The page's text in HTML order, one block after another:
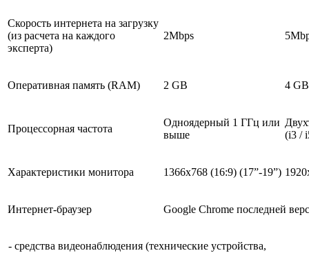
Скорость интернета на загрузку
(из расчета на каждого
эксперта)
2Mbps
Оперативная память (RAM) 2 GB 4 GB
Процессорная частота
Одноядерный 1 ГГц или
выше
(i3 /
Характеристики монитора 1366х768 (16:9) (17”-19”)
Интернет-браузер Google Chrome последней
- средства видеонаблюдения (технические устройства,